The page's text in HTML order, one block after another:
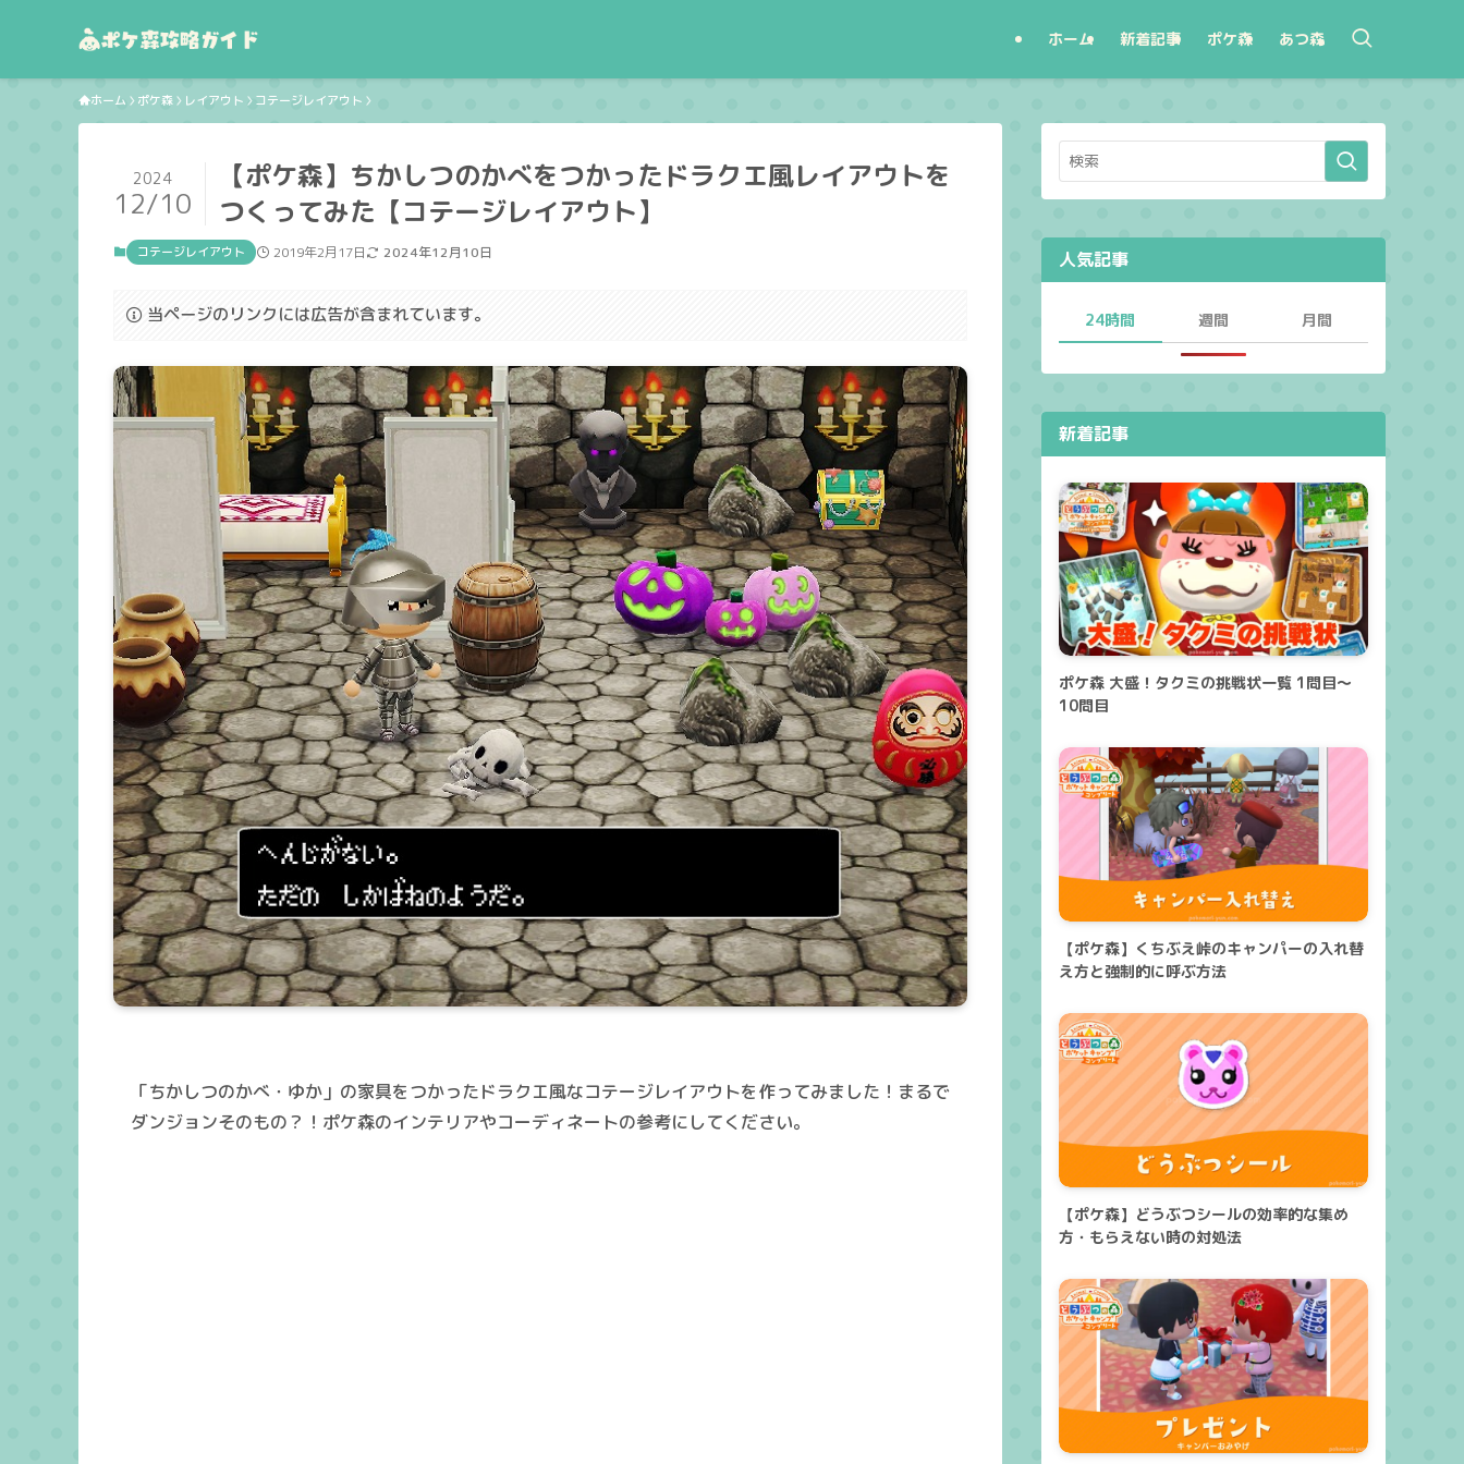
ホーム 新着記事 ポケ森 あつ森
ホーム ポケ森 レイアウト コテージレイアウト
【ポケ森】ちかしつのかべをつかったドラクエ風レイアウトを
つくってみた【コテージレイアウト】
2024
12/10
コテージレイアウト 2019年2月17日 2024年12月10日
当ページのリンクには広告が含まれています。
「ちかしつのかべ・ゆか」の家具をつかったドラクエ風なコテージレイアウトを作ってみました！まるで
ダンジョンそのもの？！ポケ森のインテリアやコーディネートの参考にしてください。
人気記事
24時間 週間 月間
新着記事
ポケ森 大盛！タクミの挑戦状一覧 1問目～
10問目
【ポケ森】くちぶえ峠のキャンパーの入れ替
え方と強制的に呼ぶ方法
【ポケ森】どうぶつシールの効率的な集め
方・もらえない時の対処法